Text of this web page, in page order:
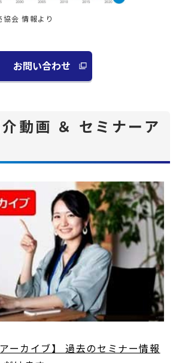
会 情報より
お問い合わせ 別
ウ
ド
で
く
動画 ＆ セミナーア
アーカイブ】 過去のセミナー情報